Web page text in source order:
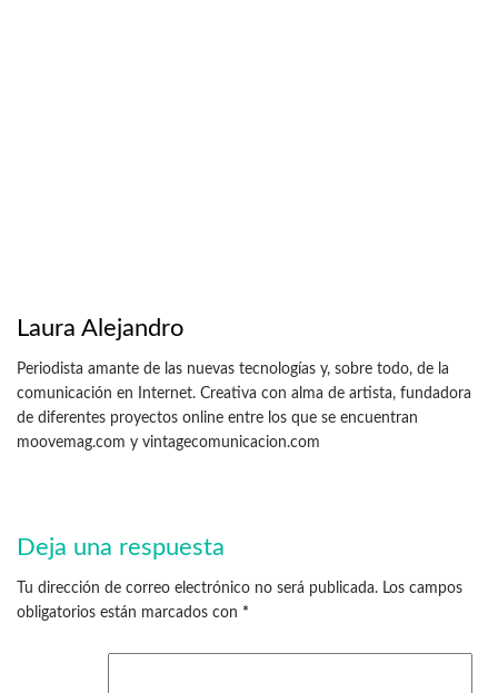
Laura Alejandro
Periodista amante de las nuevas tecnologías y, sobre todo, de la
comunicación en Internet. Creativa con alma de artista, fundadora
de diferentes proyectos online entre los que se encuentran
moovemag.com y vintagecomunicacion.com
Deja una respuesta
Tu dirección de correo electrónico no será publicada. Los campos
obligatorios están marcados con *